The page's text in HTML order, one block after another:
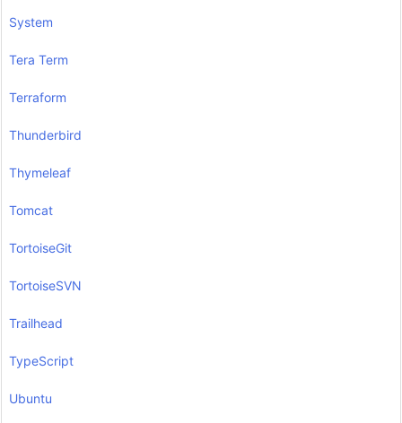
System
Tera Term
Terraform
Thunderbird
Thymeleaf
Tomcat
TortoiseGit
TortoiseSVN
Trailhead
TypeScript
Ubuntu